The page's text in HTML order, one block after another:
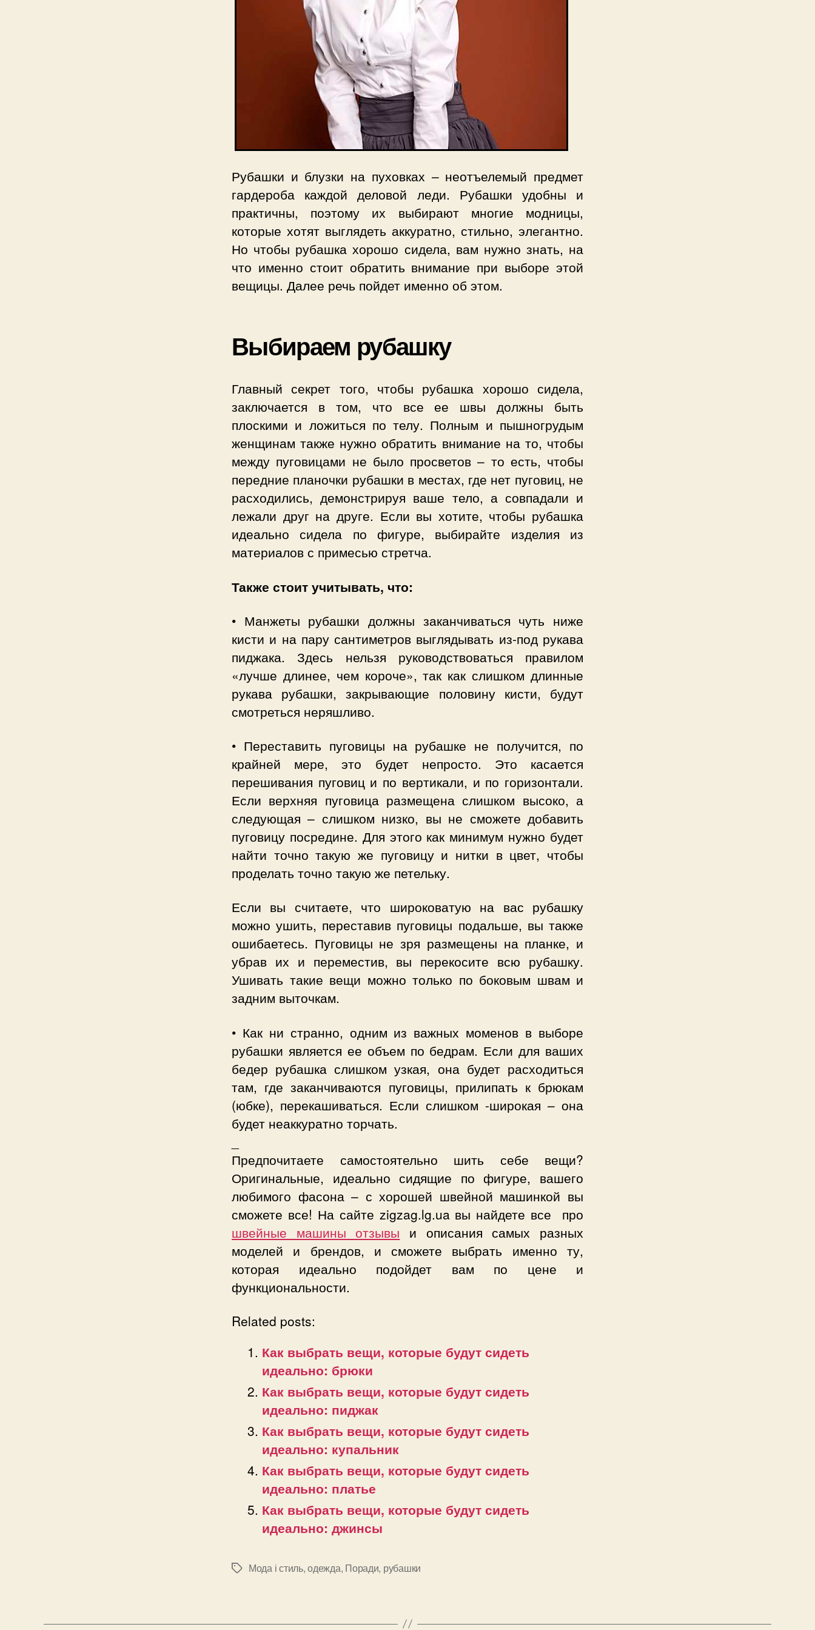
Рубашки и блузки на пуховках – неотъелемый предмет
гардероба каждой деловой леди. Рубашки удобны и
практичны, поэтому их выбирают многие модницы,
которые хотят выглядеть аккуратно, стильно, элегантно.
Но чтобы рубашка хорошо сидела, вам нужно знать, на
что именно стоит обратить внимание при выборе этой
вещицы. Далее речь пойдет именно об этом.
Выбираем рубашку
Главный секрет того, чтобы рубашка хорошо сидела,
заключается в том, что все ее швы должны быть
плоскими и ложиться по телу. Полным и пышногрудым
женщинам также нужно обратить внимание на то, чтобы
между пуговицами не было просветов – то есть, чтобы
передние планочки рубашки в местах, где нет пуговиц, не
расходились, демонстрируя ваше тело, а совпадали и
лежали друг на друге. Если вы хотите, чтобы рубашка
идеально сидела по фигуре, выбирайте изделия из
материалов с примесью стретча.
Также стоит учитывать, что:
• Манжеты рубашки должны заканчиваться чуть ниже
кисти и на пару сантиметров выглядывать из-под рукава
пиджака. Здесь нельзя руководствоваться правилом
«лучше длинее, чем короче», так как слишком длинные
рукава рубашки, закрывающие половину кисти, будут
смотреться неряшливо.
• Переставить пуговицы на рубашке не получится, по
крайней мере, это будет непросто. Это касается
перешивания пуговиц и по вертикали, и по горизонтали.
Если верхняя пуговица размещена слишком высоко, а
следующая – слишком низко, вы не сможете добавить
пуговицу посредине. Для этого как минимум нужно будет
найти точно такую же пуговицу и нитки в цвет, чтобы
проделать точно такую же петельку.
Если вы считаете, что широковатую на вас рубашку
можно ушить, переставив пуговицы подальше, вы также
ошибаетесь. Пуговицы не зря размещены на планке, и
убрав их и переместив, вы перекосите всю рубашку.
Ушивать такие вещи можно только по боковым швам и
задним выточкам.
• Как ни странно, одним из важных моменов в выборе
рубашки является ее объем по бедрам. Если для ваших
бедер рубашка слишком узкая, она будет расходиться
там, где заканчиваются пуговицы, прилипать к брюкам
(юбке), перекашиваться. Если слишком -широкая – она
будет неаккуратно торчать.
Предпочитаете самостоятельно шить себе вещи?
Оригинальные, идеально сидящие по фигуре, вашего
любимого фасона – с хорошей швейной машинкой вы
сможете все! На сайте zigzag.lg.ua вы найдете все про
швейные машины отзывы и описания самых разных
моделей и брендов, и сможете выбрать именно ту,
которая идеально подойдет вам по цене и
функциональности.
Related posts:
Как выбрать вещи, которые будут сидеть
идеально: брюки
Как выбрать вещи, которые будут сидеть
идеально: пиджак
Как выбрать вещи, которые будут сидеть
идеально: купальник
Как выбрать вещи, которые будут сидеть
идеально: платье
Как выбрать вещи, которые будут сидеть
идеально: джинсы
Позначки
Мода і стиль,одежда, Поради, рубашки